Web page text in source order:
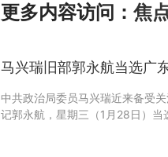
更多内容访问： 焦
马兴瑞旧部郭永航当选广
中共政治局委员马兴瑞近来备受
记郭永航，星期三（1月28日）